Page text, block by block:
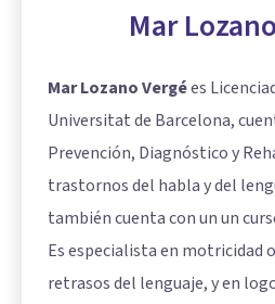
Mar
Mar Lozano Vergées
Universitat de Barcelona,
Prevención, Diagnóstico y
trastornos del habla y del
también cuenta con un un
Es especialista en motricidad
retrasos del lenguaje, y en